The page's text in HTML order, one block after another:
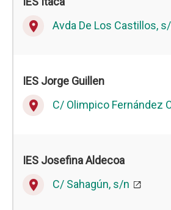
place Avda De Los Castillos,
IES Jorge Guillen
place C/ Olimpico Fernández
IES Josefina Aldecoa
place C/ Sahagún, s/n